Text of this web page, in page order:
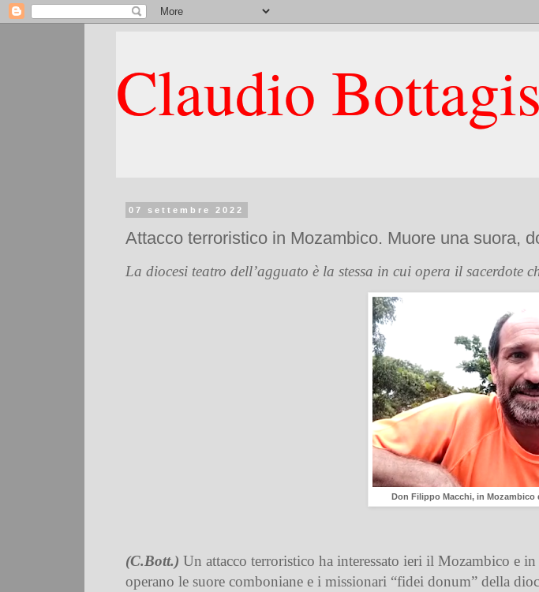
Claudio
07 settembre 2022
Attacco terroristico in Mozambico. Muore una suora,
La diocesi teatro dell’agguato è la stessa in cui opera il
Don Filippo Macchi, in
(C.Bott.) Un attacco terroristico ha interessato ieri il Mozambico e
operano le suore comboniane e i missionari “fidei donum” della